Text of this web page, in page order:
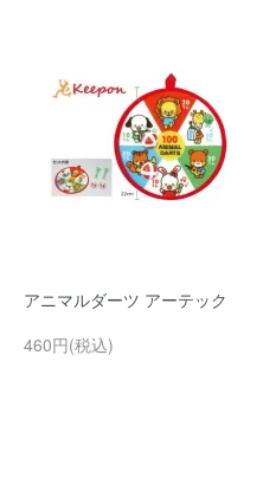
アニマルダーツ アーテック
460円(税込)